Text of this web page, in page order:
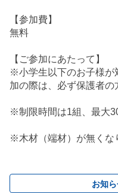
【参加費】
無料
【ご参加にあたって】
※小学生以下のお子様が
加の際は、必ず保護者の
※制限時間は1組、最大
※木材（端材）が無くな
お知